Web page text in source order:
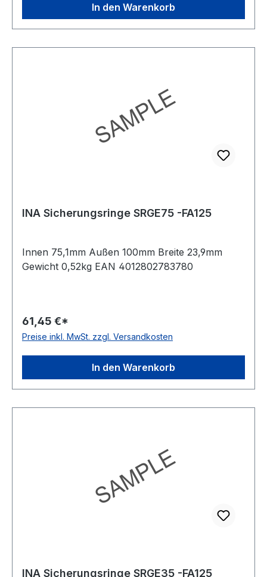
In den Warenkorb
INA Sicherungsringe SRGE75 -FA125
Innen 75,1mm Außen 100mm Breite 23,9mm
Gewicht 0,52kg EAN 4012802783780
61,45 €*
Preise inkl. MwSt. zzgl. Versandkosten
In den Warenkorb
INA Sicherungsringe SRGE35 -FA125